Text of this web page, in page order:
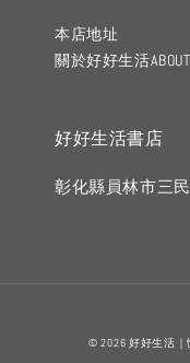
本店地址
關於好好生活ABOUT
好好生活書店
彰化縣員林市三
© 2026 好好生活｜